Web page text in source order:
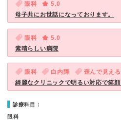
眼科
5.0
母子共にお世話になっております。
眼科
5.0
素晴らしい病院
眼科 白内障 歪んで見える
綺麗なクリニックで明るい対応で笑
診療科目：
眼科